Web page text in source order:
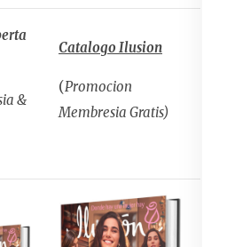
&
Catalogo Ilusion
(Promocion
Membresia Gratis)